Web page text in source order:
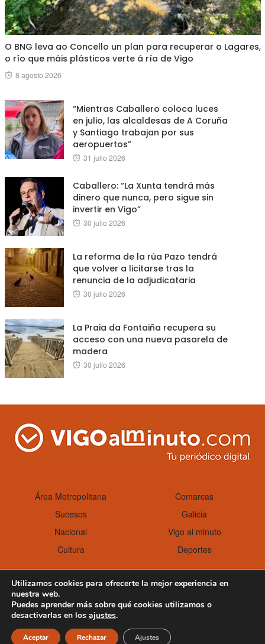
O BNG leva ao Concello un plan para recuperar o Lagares,
o río que máis plásticos verte á ría de Vigo
Posted
8 agosto 2026
“Mientras Caballero coloca luces
en julio, las alcaldesas de A Coruña
y Santiago trabajan por sus
aeropuertos”
Posted
31 julio 2026
Caballero: “La Xunta tendrá más
dinero que nunca, pero sigue sin
invertir en Vigo”
Posted
30 julio 2026
La reforma de la rúa Pazo tendrá
que volver a licitarse tras la
renuncia de la adjudicataria
Posted
30 julio 2026
La Praia da Fontaiña recupera su
acceso con una nueva pasarela de
madera
Posted
30 julio 2026
Área Metropolitana
Comarcas
Sucesos
Galicia
Nacional
Vigo al minuto
Cultura
Deportes
Aviso Legal Política de cookies
Utilizamos cookies para ofrecerte la mejor experiencia en
nuestra web.
Puedes aprender más sobre qué cookies utilizamos o
desactivarlas en los ajustes.
Aceptar Rechazar Ajustes